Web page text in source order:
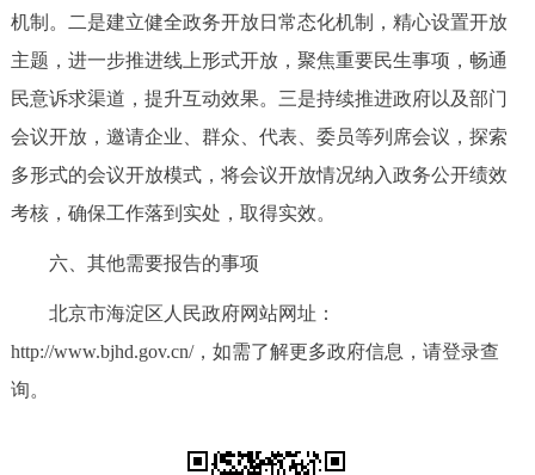
机制。二是建立健全政务开放日常态化机制，精心设置开放
主题，进一步推进线上形式开放，聚焦重要民生事项，畅通
民意诉求渠道，提升互动效果。三是持续推进政府以及部门
会议开放，邀请企业、群众、代表、委员等列席会议，探索
多形式的会议开放模式，将会议开放情况纳入政务公开绩效
考核，确保工作落到实处，取得实效。
六、其他需要报告的事项
北京市海淀区人民政府网站网址：
http://www.bjhd.gov.cn/，如需了解更多政府信息，请登录查
询。